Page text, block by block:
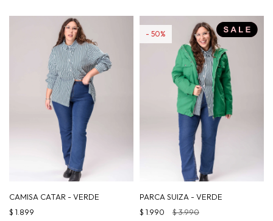
CAMISA CATAR - VERDE
$ 1.899
PARCA SUIZA - VERDE
$ 1.990 $3.990
50